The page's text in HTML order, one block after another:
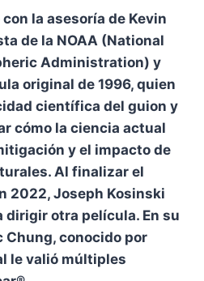
la asesoría de Kevin
de la NOAA (National
Administration) y
original de 1996, quien
científica del guion y
cómo la ciencia actual
y el impacto de
Al finalizar el
2022, Joseph Kosinski
dirigir otra película. En su
Chung, conocido por
le valió múltiples